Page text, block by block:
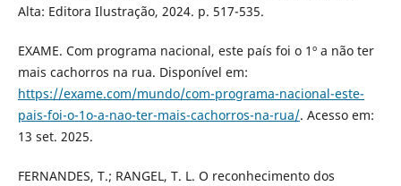
Alta: Editora Ilustração, 2024. p. 517-535.
EXAME. Com programa nacional, este país foi o 1º a não ter
mais cachorros na rua. Disponível em:
https://exame.com/mundo/com-programa-nacional-este-
pais-foi-o-1o-a-nao-ter-mais-cachorros-na-rua/. Acesso em:
13 set. 2025.
FERNANDES, T.; RANGEL, T. L. O reconhecimento dos